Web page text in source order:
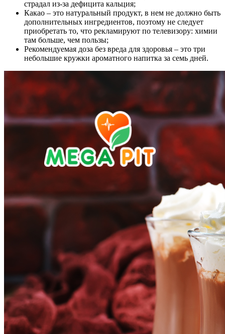
страдал из-за дефицита кальция;
Какао – это натуральный продукт, в нем не должно быть
дополнительных ингредиентов, поэтому не следует
приобретать то, что рекламируют по телевизору: химии
там больше, чем пользы;
Рекомендуемая доза без вреда для здоровья – это три
небольшие кружки ароматного напитка за семь дней.